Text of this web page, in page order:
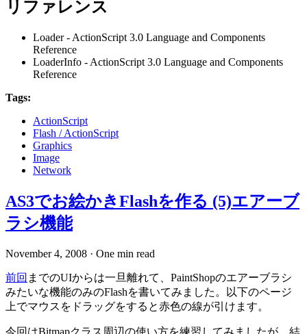
リファレンス
Loader - ActionScript 3.0 Language and Components
Reference
LoaderInfo - ActionScript 3.0 Language and Components
Reference
Tags:
ActionScript
Flash / ActionScript
Graphics
Image
Network
AS3でお絵かきFlashを作る (5)エアーブ
ラシ機能
November 4, 2008 · One min read
前回 までのUIからは一旦離れて、PaintShopのエアーブラシ
みたいな機能のみのFlashを書いてみました。以下のページ
上でマウスをドラッグをすると赤色の線が引けます。
今回はBitmapクラス周辺の使い方を練習してみましたが、結